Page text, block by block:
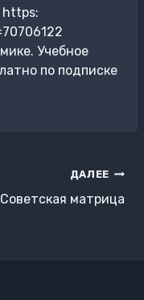
https:
Учебное
по подписке
ДАЛЕЕ
Советская матрица